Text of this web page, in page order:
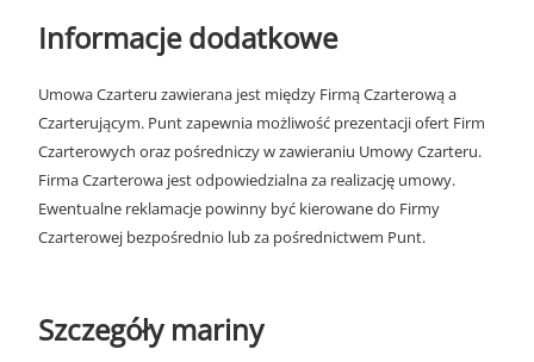
Informacje dodatkowe
Umowa Czarteru zawierana jest między Firmą Czarterową a
Czarterującym. Punt zapewnia możliwość prezentacji ofert Firm
Czarterowych oraz pośredniczy w zawieraniu Umowy Czarteru.
Firma Czarterowa jest odpowiedzialna za realizację umowy.
Ewentualne reklamacje powinny być kierowane do Firmy
Czarterowej bezpośrednio lub za pośrednictwem Punt.
Szczegóły mariny